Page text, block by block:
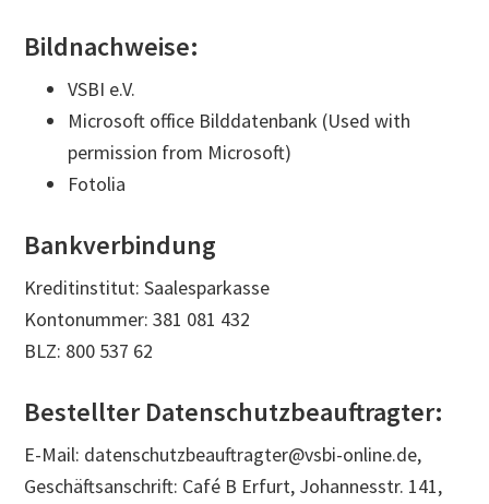
Bildnachweise:
VSBI e.V.
Microsoft office Bilddatenbank (Used with
permission from Microsoft)
Fotolia
Bankverbindung
Kreditinstitut: Saalesparkasse
Kontonummer: 381 081 432
BLZ: 800 537 62
Bestellter Datenschutzbeauftragter:
E-Mail: datenschutzbeauftragter@vsbi-online.de,
Geschäftsanschrift: Café B Erfurt, Johannesstr. 141,